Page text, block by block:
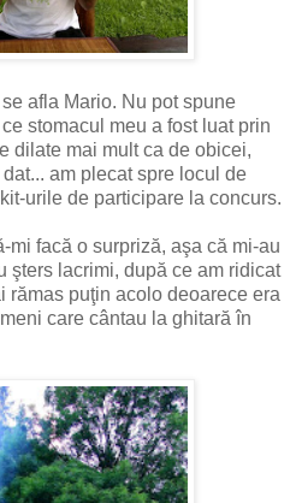
afla Mario. Nu pot spune
stomacul meu a fost luat prin
dilate mai mult ca de obicei,
am plecat spre locul de
urile de participare la concurs.
mi facă o surpriză, aşa că mi-au
şters lacrimi, după ce am ridicat
rămas puţin acolo deoarece era
care cântau la ghitară în